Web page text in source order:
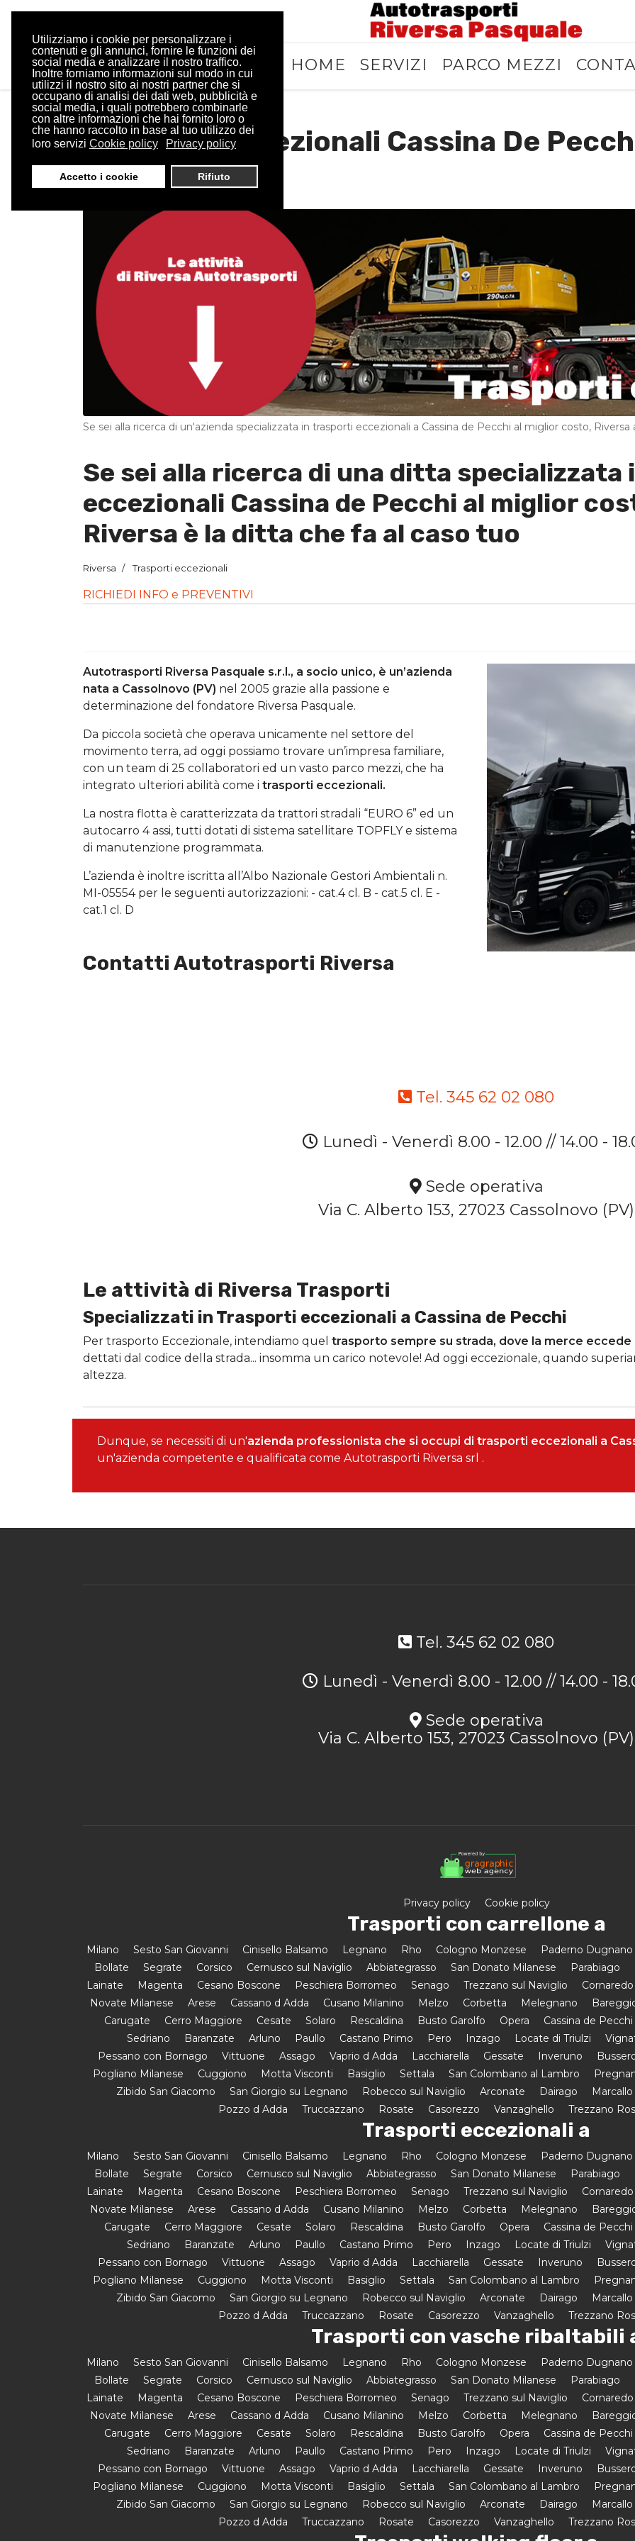
Utilizziamo i cookie per personalizzare i
contenuti e gli annunci, fornire le funzioni dei
social media e analizzare il nostro traffico.
Inoltre forniamo informazioni sul modo in cui
utilizzi il nostro sito ai nostri partner che si
occupano di analisi dei dati web, pubblicità e
social media, i quali potrebbero combinarle
con altre informazioni che hai fornito loro o
che hanno raccolto in base al tuo utilizzo dei
loro servizi Cookie policy Privacy policy
Accetto i cookie Rifiuto
HOME SERVIZI PARCO MEZZI
Trasporti Eccezionali Cassina De
Autotrasporti
Se sei alla ricerca di un'azienda specializzata in trasporti eccezionali a Cassina de Pecchi al miglior costo,
Se sei alla ricerca di una ditta
eccezionali Cassina de Pecchi al miglior
Riversa è la ditta che fa al caso tuo
Riversa Trasporti eccezionali
RICHIEDI INFO e PREVENTIVI
Autotrasporti Riversa Pasquale s.r.l., a socio unico, è un’azienda
nata a Cassolnovo (PV) nel 2005 grazie alla passione e
determinazione del fondatore Riversa Pasquale.
Da piccola società che operava unicamente nel settore del
movimento terra, ad oggi possiamo trovare un’impresa familiare,
con un team di 25 collaboratori ed un vasto parco mezzi, che ha
integrato ulteriori abilità come i trasporti eccezionali.
La nostra flotta è caratterizzata da trattori stradali “EURO 6” ed un
autocarro 4 assi, tutti dotati di sistema satellitare TOPFLY e sistema
di manutenzione programmata.
L’azienda è inoltre iscritta all’Albo Nazionale Gestori Ambientali n.
MI-05554 per le seguenti autorizzazioni: - cat.4 cl. B - cat.5 cl. E -
cat.1 cl. D
Contatti Autotrasporti Riversa
Tel. 345 62 02 080
Lunedì - Venerdì 8.00 - 12.00 // 14.00 -
Sede operativa
Via C. Alberto 153, 27023 Cassolnovo (PV)
Le attività di Riversa Trasporti
Specializzati in Trasporti eccezionali a Cassina de Pecchi
Per trasporto Eccezionale, intendiamo quel trasporto sempre su strada, dove la merce eccede
dettati dal codice della strada... insomma un carico notevole! Ad oggi eccezionale, quando
altezza.
Dunque, se necessiti di un'azienda professionista che si occupi di trasporti eccezionali a
un'azienda competente e qualificata come Autotrasporti Riversa srl .
Tel. 345 62 02 080
Lunedì - Venerdì 8.00 - 12.00 // 14.00 -
Sede operativa
Via C. Alberto 153, 27023 Cassolnovo (PV)
Privacy policy Cookie policy
Trasporti con carrellone a
Milano Sesto San Giovanni Cinisello Balsamo Legnano Rho Cologno Monzese
Paderno Dugnano
Bollate
Segrate Corsico Cernusco sul Naviglio Abbiategrasso San Donato Milanese Parabiago
Lainate
Magenta Cesano Boscone Peschiera Borromeo Senago Trezzano sul Naviglio
Cornaredo
Novate Milanese
Arese Cassano d Adda Cusano Milanino Melzo Corbetta Melegnano
Carugate
Cerro Maggiore Cesate Solaro Rescaldina Busto Garolfo Opera
Cassina de Pecchi
Sedriano
Baranzate Arluno Paullo Castano Primo Pero Inzago Locate di Triulzi
Pessano con Bornago
Vittuone Assago Vaprio d Adda Lacchiarella Gessate Inveruno
Pogliano Milanese
Cuggiono Motta Visconti Basiglio Settala San Colombano al Lambro
Zibido San Giacomo
San Giorgio su Legnano Robecco sul Naviglio Arconate Dairago
Pozzo d Adda
Truccazzano Rosate Casorezzo Vanzaghello Trezzano
Trasporti eccezionali a
Milano Sesto San Giovanni Cinisello Balsamo Legnano Rho Cologno Monzese
Paderno Dugnano
Bollate
Segrate Corsico Cernusco sul Naviglio Abbiategrasso San Donato Milanese Parabiago
Lainate
Magenta Cesano Boscone Peschiera Borromeo Senago Trezzano sul Naviglio
Cornaredo
Novate Milanese
Arese Cassano d Adda Cusano Milanino Melzo Corbetta Melegnano
Carugate
Cerro Maggiore Cesate Solaro Rescaldina Busto Garolfo Opera
Cassina de Pecchi
Sedriano
Baranzate Arluno Paullo Castano Primo Pero Inzago Locate di Triulzi
Pessano con Bornago
Vittuone Assago Vaprio d Adda Lacchiarella Gessate Inveruno
Pogliano Milanese
Cuggiono Motta Visconti Basiglio Settala San Colombano al Lambro
Zibido San Giacomo
San Giorgio su Legnano Robecco sul Naviglio Arconate Dairago
Pozzo d Adda
Truccazzano Rosate Casorezzo Vanzaghello Trezzano
Trasporti con vasche ribaltabili
Milano Sesto San Giovanni Cinisello Balsamo Legnano Rho Cologno Monzese
Paderno Dugnano
Bollate
Segrate Corsico Cernusco sul Naviglio Abbiategrasso San Donato Milanese Parabiago
Lainate
Magenta Cesano Boscone Peschiera Borromeo Senago Trezzano sul Naviglio
Cornaredo
Novate Milanese
Arese Cassano d Adda Cusano Milanino Melzo Corbetta Melegnano
Carugate
Cerro Maggiore Cesate Solaro Rescaldina Busto Garolfo Opera
Cassina de Pecchi
Sedriano
Baranzate Arluno Paullo Castano Primo Pero Inzago Locate di Triulzi
Pessano con Bornago
Vittuone Assago Vaprio d Adda Lacchiarella Gessate Inveruno
Pogliano Milanese
Cuggiono Motta Visconti Basiglio Settala San Colombano al Lambro
Zibido San Giacomo
San Giorgio su Legnano Robecco sul Naviglio Arconate Dairago
Pozzo d Adda
Truccazzano Rosate Casorezzo Vanzaghello Trezzano